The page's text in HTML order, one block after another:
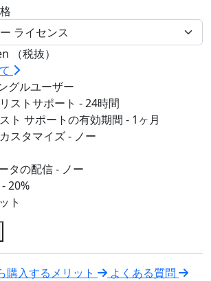
（税抜）
グルユーザー
ストサポート - 24時間
ト サポートの有効期間 - 1ヶ月
スタマイズ - ノー
タの配信 - ノー
20%
ト
購入するメリット よくある質問